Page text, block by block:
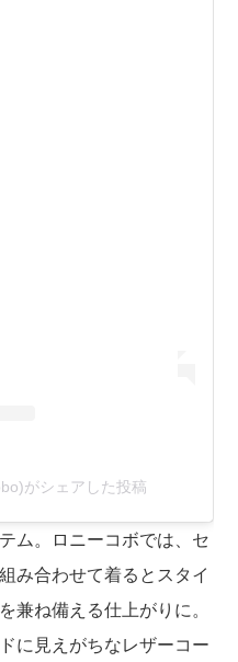
がシェアした投稿
ム。ロニーコボでは、セ
み合わせて着るとスタイ
兼ね備える仕上がりに。
に見えがちなレザーコー